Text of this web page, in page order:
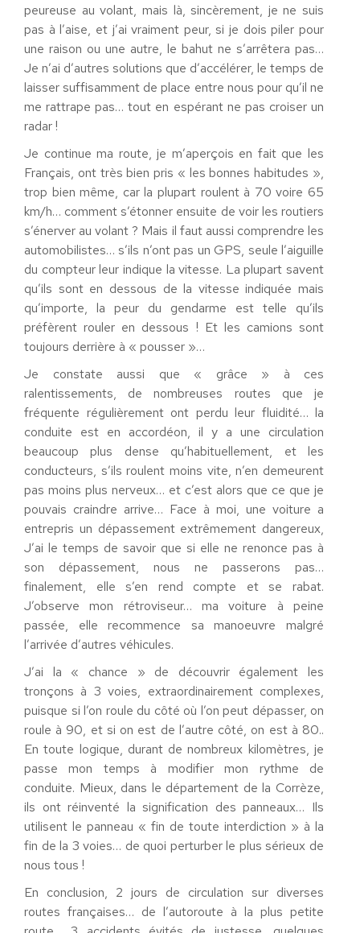
peureuse au volant, mais là, sincèrement, je ne suis
pas à l’aise, et j’ai vraiment peur, si je dois piler pour
une raison ou une autre, le bahut ne s’arrêtera pas…
Je n’ai d’autres solutions que d’accélérer, le temps de
laisser suffisamment de place entre nous pour qu’il ne
me rattrape pas… tout en espérant ne pas croiser un
radar !
Je continue ma route, je m’aperçois en fait que les
Français, ont très bien pris « les bonnes habitudes »,
trop bien même, car la plupart roulent à 70 voire 65
km/h… comment s’étonner ensuite de voir les routiers
s’énerver au volant ? Mais il faut aussi comprendre les
automobilistes… s’ils n’ont pas un GPS, seule l’aiguille
du compteur leur indique la vitesse. La plupart savent
qu’ils sont en dessous de la vitesse indiquée mais
qu’importe, la peur du gendarme est telle qu’ils
préfèrent rouler en dessous ! Et les camions sont
toujours derrière à « pousser »…
Je constate aussi que « grâce » à ces
ralentissements, de nombreuses routes que je
fréquente régulièrement ont perdu leur fluidité… la
conduite est en accordéon, il y a une circulation
beaucoup plus dense qu’habituellement, et les
conducteurs, s’ils roulent moins vite, n’en demeurent
pas moins plus nerveux… et c’est alors que ce que je
pouvais craindre arrive… Face à moi, une voiture a
entrepris un dépassement extrêmement dangereux,
J’ai le temps de savoir que si elle ne renonce pas à
son dépassement, nous ne passerons pas…
finalement, elle s’en rend compte et se rabat.
J’observe mon rétroviseur… ma voiture à peine
passée, elle recommence sa manoeuvre malgré
l’arrivée d’autres véhicules.
J’ai la « chance » de découvrir également les
tronçons à 3 voies, extraordinairement complexes,
puisque si l’on roule du côté où l’on peut dépasser, on
roule à 90, et si on est de l’autre côté, on est à 80..
En toute logique, durant de nombreux kilomètres, je
passe mon temps à modifier mon rythme de
conduite. Mieux, dans le département de la Corrèze,
ils ont réinventé la signification des panneaux… Ils
utilisent le panneau « fin de toute interdiction » à la
fin de la 3 voies… de quoi perturber le plus sérieux de
nous tous !
En conclusion, 2 jours de circulation sur diverses
routes françaises… de l’autoroute à la plus petite